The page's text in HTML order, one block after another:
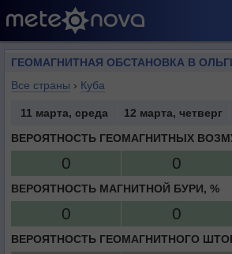
ГЕОМАГНИТНАЯ ОБСТАНОВКА В
Все страны › Куба
11 марта, среда 12 марта, четверг
ВЕРОЯТНОСТЬ ГЕОМАГНИТНЫХ
0 0
ВЕРОЯТНОСТЬ МАГНИТНОЙ БУРИ, %
0 0
ВЕРОЯТНОСТЬ ГЕОМАГНИТНОГО